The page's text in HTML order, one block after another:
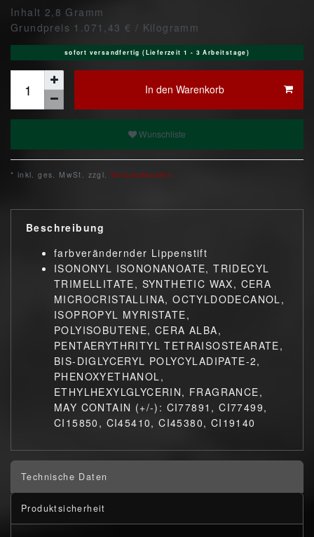
Inhalt 2,8Gramm
Grundpreis 1.071,43 € / Kilogramm
sofort versandfertig (Lieferzeit 1 - 3 Arbeitstage)
In den Warenkorb
Wunschliste
* inkl. ges. MwSt. zzgl. Versandkosten
Beschreibung
farbverändernder Lippenstift
ISONONYL ISONONANOATE, TRIDECYL
TRIMELLITATE, SYNTHETIC WAX, CERA
MICROCRISTALLINA, OCTYLDODECANOL,
ISOPROPYL MYRISTATE,
POLYISOBUTENE, CERA ALBA,
PENTAERYTHRITYL TETRAISOSTEARATE,
BIS-DIGLYCERYL POLYCYLADIPATE-2,
PHENOXYETHANOL,
ETHYLHEXYLGLYCERIN, FRAGRANCE,
MAY CONTAIN (+/-): CI77891, CI77499,
CI15850, CI45410, CI45380, CI19140
Technische Daten
Produktsicherheit